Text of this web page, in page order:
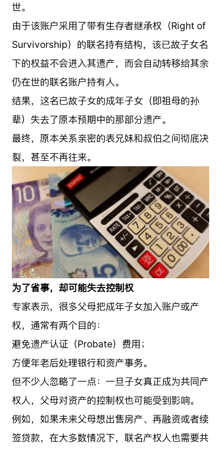
世。
由于该账户采用了带有生存者继承权（Right of
Survivorship）的联名持有结构，该已故子女名
下的权益不会进入其遗产，而会自动转移给其余
仍在世的联名账户持有人。
结果，这名已故子女的成年子女（即祖母的孙
辈）失去了原本预期中的那部分遗产。
最终，原本关系亲密的表兄妹和叔伯之间彻底决
裂，甚至不再往来。
为了省事，却可能失去控制权
专家表示，很多父母把成年子女加入账户或产
权，通常有两个目的：
避免遗产认证（Probate）费用；
方便年老后处理银行和资产事务。
但不少人忽略了一点：一旦子女真正成为共同产
权人，父母对资产的控制权也可能受到影响。
例如，如果未来父母想出售房产、再融资或者续
签贷款，在大多数情况下，联名产权人也需要共